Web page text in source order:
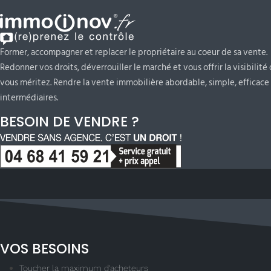
Former, accompagner et replacer le propriétaire au coeur de sa vente.
Redonner vos droits, déverrouiller le marché et vous offrir la visibilité
vous méritez. Rendre la vente immobilière abordable, simple, efficace
intermédiaires.
BESOIN DE VENDRE ?
VOS BESOINS
Toucher la maximum d'acheteurs